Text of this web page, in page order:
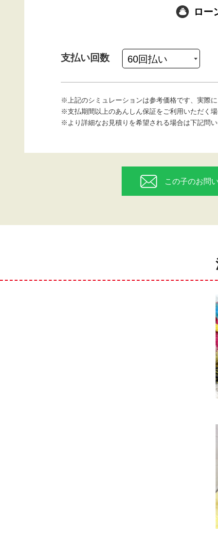
ロー
支払い回数
※上記のシミュレーションは参考価格です、実際
※支払期間以上のあんしん保証をご利用いただく
※より詳細なお見積りを希望される場合は下記問
この子のお問